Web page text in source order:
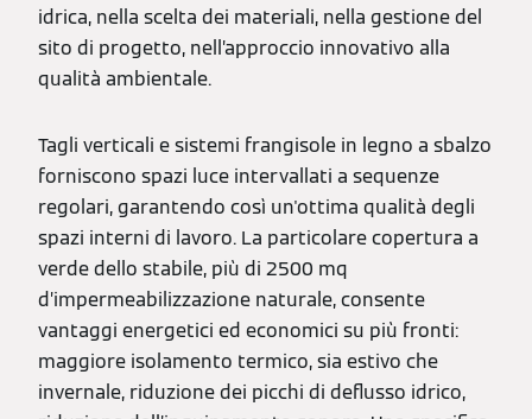
idrica, nella scelta dei materiali, nella gestione del
sito di progetto, nell’approccio innovativo alla
qualità ambientale.
Tagli verticali e sistemi frangisole in legno a sbalzo
forniscono spazi luce intervallati a sequenze
regolari, garantendo così un'ottima qualità degli
spazi interni di lavoro. La particolare copertura a
verde dello stabile, più di 2500 mq
d’impermeabilizzazione naturale, consente
vantaggi energetici ed economici su più fronti:
maggiore isolamento termico, sia estivo che
invernale, riduzione dei picchi di deflusso idrico,